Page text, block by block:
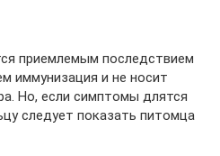
приемлемым последствием
иммунизация и не носит
Но, если симптомы длятся
следует показать питомца